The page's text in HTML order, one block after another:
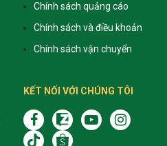
Chính sách quảng cáo
Chính sách và điều khoản
Chính sách vận chuyển
KẾT NỐI VỚI CHÚNG TÔI